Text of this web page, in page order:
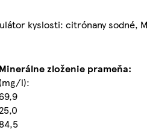
kyslosti: citrónany sodné,
Minerálne zloženie prameňa:
(mg/l):
25,0
84,5